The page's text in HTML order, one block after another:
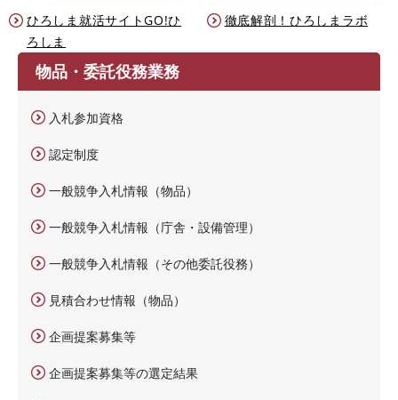
ひろしま就活サイトGO!ひ
ろしま
徹底解剖！ひろしまラボ
物品・委託役務業務
入札参加資格
認定制度
一般競争入札情報（物品）
一般競争入札情報（庁舎・設備管理）
一般競争入札情報（その他委託役務）
見積合わせ情報（物品）
企画提案募集等
企画提案募集等の選定結果